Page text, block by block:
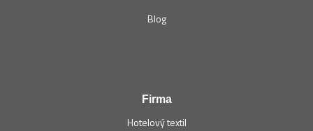
Blog
Firma
Hotelový textil